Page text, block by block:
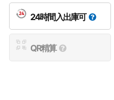
24時間入出庫可
QR精算